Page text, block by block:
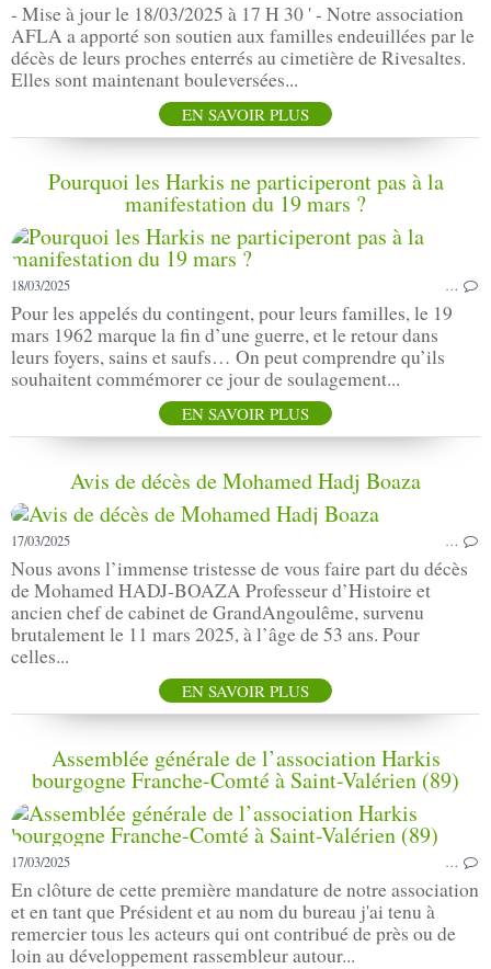
- Mise à jour le 18/03/2025 à 17 H 30 ' - Notre association
AFLA a apporté son soutien aux familles endeuillées par le
décès de leurs proches enterrés au cimetière de Rivesaltes.
Elles sont maintenant bouleversées...
EN SAVOIR PLUS
Pourquoi les Harkis ne participeront pas à la
manifestation du 19 mars ?
18/03/2025 …
Pour les appelés du contingent, pour leurs familles, le 19
mars 1962 marque la fin d’une guerre, et le retour dans
leurs foyers, sains et saufs… On peut comprendre qu’ils
souhaitent commémorer ce jour de soulagement...
EN SAVOIR PLUS
Avis de décès de Mohamed Hadj Boaza
17/03/2025 …
Nous avons l’immense tristesse de vous faire part du décès
de Mohamed HADJ-BOAZA Professeur d’Histoire et
ancien chef de cabinet de GrandAngoulême, survenu
brutalement le 11 mars 2025, à l’âge de 53 ans. Pour
celles...
EN SAVOIR PLUS
Assemblée générale de l’association Harkis
bourgogne Franche-Comté à Saint-Valérien (89)
17/03/2025 …
En clôture de cette première mandature de notre association
et en tant que Président et au nom du bureau j'ai tenu à
remercier tous les acteurs qui ont contribué de près ou de
loin au développement rassembleur autour...